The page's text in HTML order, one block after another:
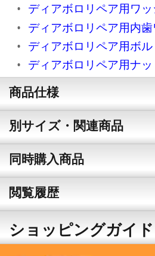
ディアボロリペア用ワッ
ディアボロリペア用内
ディアボロリペア用ボル
ディアボロリペア用ナッ
商品仕様
別サイズ・関連商品
同時購入商品
閲覧履歴
ショッピングガイド